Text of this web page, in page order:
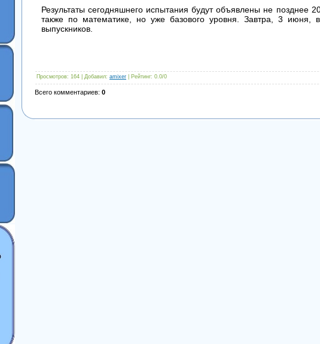
Результаты сегодняшнего испытания будут объявлены не
также по математике, но уже базового уровня. Завтра, 3 июня,
выпускников.
Просмотров: 164 | Добавил: amixer Рейтинг: 0.0/0
Всего комментариев: 0